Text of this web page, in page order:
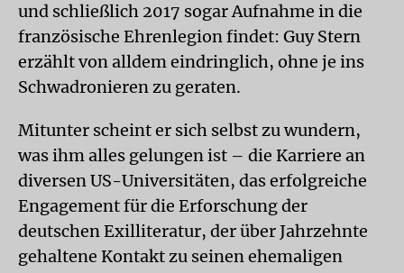
und schließlich 2017 sogar Aufnahme in die
französische Ehrenlegion findet: Guy Stern
erzählt von alldem eindringlich, ohne je ins
Schwadronieren zu geraten.
Mitunter scheint er sich selbst zu wundern,
was ihm alles gelungen ist – die Karriere an
diversen US-Universitäten, das erfolgreiche
Engagement für die Erforschung der
deutschen Exilliteratur, der über Jahrzehnte
gehaltene Kontakt zu seinen ehemaligen